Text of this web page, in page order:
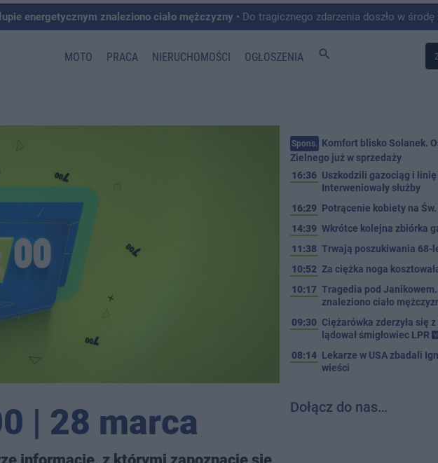
energetycznym znaleziono ciało mężczyzny • Do tragicznego zdarzenia doszło w środę rano w okolicach Giebni koło Janikowa. Wówczas na
MOTO PRACA NIERUCHOMOŚCI OGŁOSZENIA search
| 28 marca
Spons. Komfort blisko Solanek.
Zielnego już w sprzedaży
16:36 Uszkodzili gazociąg i
Interweniowały służby
16:29 Potrącenie kobiety na
14:39 Wkrótce kolejna zbiórka
11:38 Trwają poszukiwania 68-
10:52 Za ciężka noga
10:17 Tragedia pod
znaleziono ciało
09:30 Ciężarówka zderzyła się
lądował śmigłowiec LPR
08:14 Lekarze w USA zbadali
wieści
Dołącz do nas…